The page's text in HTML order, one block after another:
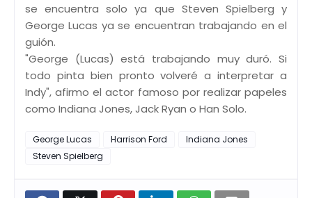
se encuentra solo ya que Steven Spielberg y
George Lucas ya se encuentran trabajando en el
guión.
"George (Lucas) está trabajando muy duró. Si
todo pinta bien pronto volveré a interpretar a
Indy", afirmo el actor famoso por realizar papeles
como Indiana Jones, Jack Ryan o Han Solo.
George Lucas Harrison Ford
Indiana Jones
Steven Spielberg